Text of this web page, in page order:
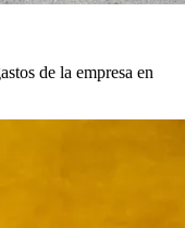
de la empresa en